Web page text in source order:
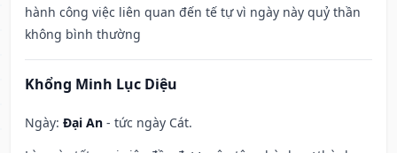
hành công việc liên quan đến tế tự vì ngày này quỷ thần
không bình thường
Khổng Minh Lục Diệu
Ngày: Đại An - tức ngày Cát.